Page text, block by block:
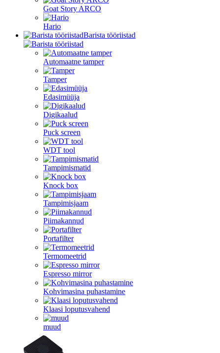
Goat Story ARCO
Hario
Barista tööriistad
Automaatne tamper
Tamper
Edasimüüja
Digikaalud
Puck screen
WDT tool
Tampimismatid
Knock box
Tampimisjaam
Piimakannud
Portafilter
Termomeetrid
Espresso mirror
Kohvimasina puhastamine
Klaasi loputusvahend
muud